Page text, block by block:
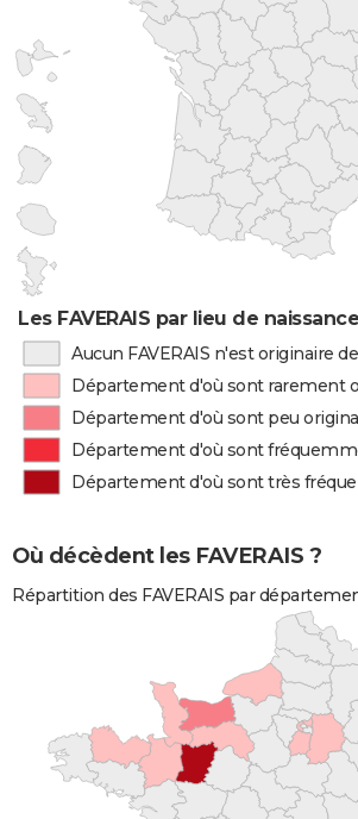
Les FAVERAIS par lieu de naissance
Aucun FAVERAIS n'est originaire
Département d'où sont rarement
Département d'où sont peu
Département d'où sont
Département d'où sont très
Où décèdent les FAVERAIS ?
Répartition des FAVERAIS par